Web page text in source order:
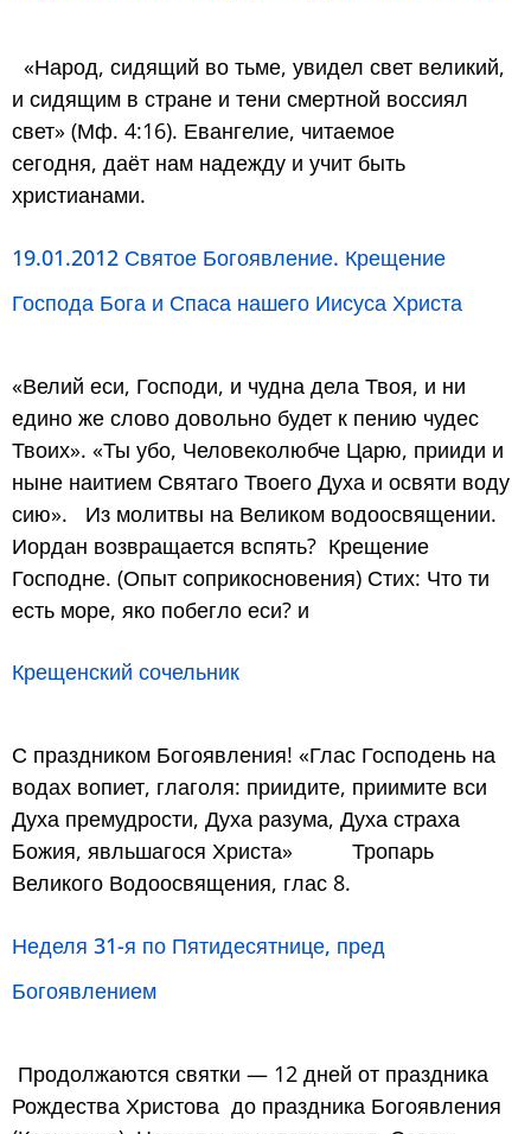
«Народ, сидящий во тьме, увидел свет великий,
и сидящим в стране и тени смертной воссиял
свет» (Мф. 4:16). Евангелие, читаемое
сегодня, даёт нам надежду и учит быть
христианами.
19.01.2012 Святое Богоявление. Крещение
Господа Бога и Спаса нашего Иисуса Христа
«Велий еси, Господи, и чудна дела Твоя, и ни
едино же слово довольно будет к пению чудес
Твоих». «Ты убо, Человеколюбче Царю, прииди и
ныне наитием Святаго Твоего Духа и освяти воду
сию». Из молитвы на Великом водоосвящении.
Иордан возвращается вспять? Крещение
Господне. (Опыт соприкосновения) Стих: Что ти
есть море, яко побегло еси? и
Крещенский сочельник
С праздником Богоявления! «Глас Господень на
водах вопиет, глаголя: приидите, приимите вси
Духа премудрости, Духа разума, Духа страха
Божия, явльшагося Христа» Тропарь
Великого Водоосвящения, глас 8.
Неделя 31-я по Пятидесятнице, пред
Богоявлением
Продолжаются святки — 12 дней от праздника
Рождества Христова до праздника Богоявления